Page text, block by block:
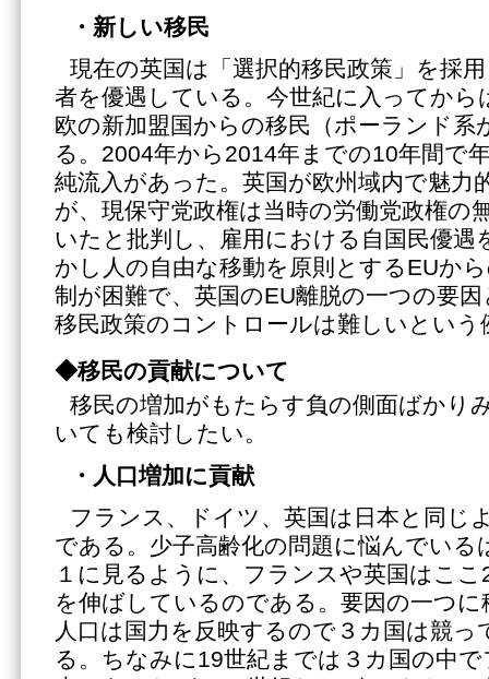
・新しい移民
現在の英国は「選択的移民政策」を採
者を優遇している。今世紀に入ってから
欧の新加盟国からの移民（ポーランド系
る。2004年から2014年までの10年間で
純流入があった。英国が欧州域内で魅力
が、現保守党政権は当時の労働党政権の
いたと批判し、雇用における自国民優遇
かし人の自由な移動を原則とするEUか
制が困難で、英国のEU離脱の一つの要
移民政策のコントロールは難しいという
◆移民の貢献について
移民の増加がもたらす負の側面ばかり
いても検討したい。
・人口増加に貢献
フランス、ドイツ、英国は日本と同じ
である。少子高齢化の問題に悩んでいる
１に見るように、フランスや英国はこ
を伸ばしているのである。要因の一つ
人口は国力を反映するので３カ国は競
る。ちなみに19世紀までは３カ国の中